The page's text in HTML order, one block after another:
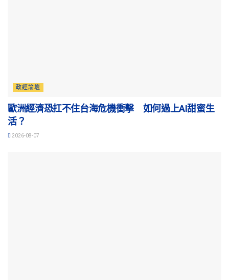
政經論壇
歐洲經濟恐扛不住台海危機衝擊 如何過上AI甜蜜生
活？
2026-08-07